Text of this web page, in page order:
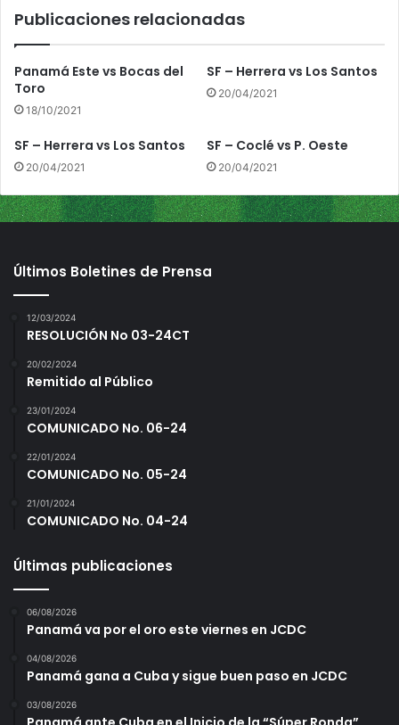
c
v
d
Publicaciones relacionadas
Panamá Este vs Bocas del
Toro
18/10/2021
SF – Herrera vs Los Santos
20/04/2021
SF – Herrera vs Los Santos
20/04/2021
SF – Coclé vs P. Oeste
20/04/2021
Últimos Boletines de Prensa
12/03/2024
RESOLUCIÓN No 03-24CT
20/02/2024
Remitido al Público
23/01/2024
COMUNICADO No. 06-24
22/01/2024
COMUNICADO No. 05-24
21/01/2024
COMUNICADO No. 04-24
Últimas publicaciones
06/08/2026
Panamá va por el oro este viernes en JCDC
04/08/2026
Panamá gana a Cuba y sigue buen paso en JCDC
03/08/2026